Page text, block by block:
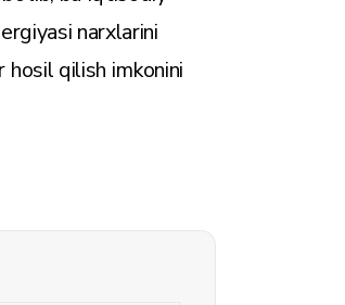
narxlarini
hosil qilish imkonini